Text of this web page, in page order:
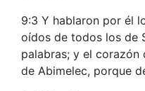
9:3 Y hablaron por él
oídos de todos los de
palabras; y el
de Abimelec, porque